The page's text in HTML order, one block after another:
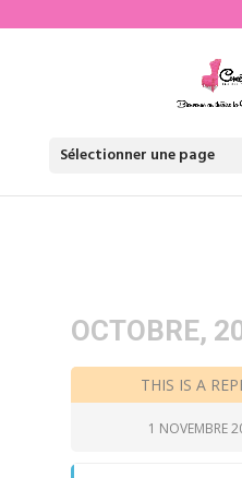
Sélectionner une page
OCTOBRE,
THIS IS A
1 NOVEMBRE